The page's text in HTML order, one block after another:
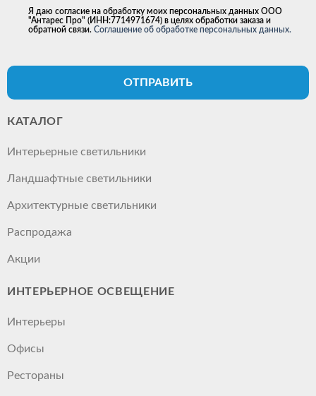
Я даю согласие на обработку моих персональных данных ООО
"Антарес Про" (ИНН:7714971674) в целях обработки заказа и
обратной связи. Соглашение об обработке персональных данных.
ОТПРАВИТЬ
КАТАЛОГ
Интерьерные светильники
Ландшафтные светильники
Архитектурные светильники
Распродажа
Акции
ИНТЕРЬЕРНОЕ ОСВЕЩЕНИЕ
Интерьеры
Офисы
Рестораны